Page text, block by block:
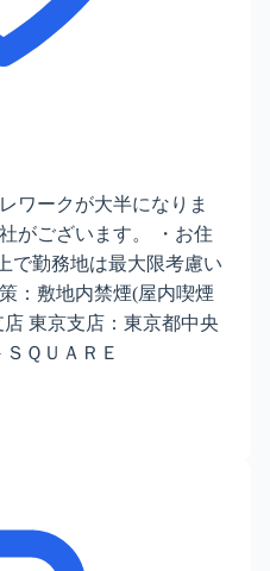
ワークが大半になりま
がございます。 ・お住
で勤務地は最大限考慮い
：敷地内禁煙(屋内喫煙
東京支店：東京都中央
ＱＵＡＲＥ